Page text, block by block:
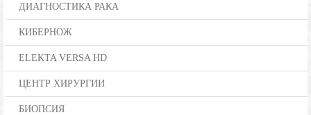
ДИАГНОСТИКА РАКА
КИБЕРНОЖ
ELEKTA VERSA HD
ЦЕНТР ХИРУРГИИ
БИОПСИЯ